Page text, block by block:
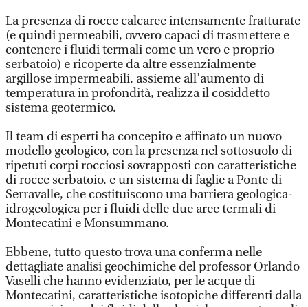
La presenza di rocce calcaree intensamente fratturate
(e quindi permeabili, ovvero capaci di trasmettere e
contenere i fluidi termali come un vero e proprio
serbatoio) e ricoperte da altre essenzialmente
argillose impermeabili, assieme all’aumento di
temperatura in profondità, realizza il cosiddetto
sistema geotermico.
Il team di esperti ha concepito e affinato un nuovo
modello geologico, con la presenza nel sottosuolo di
ripetuti corpi rocciosi sovrapposti con caratteristiche
di rocce serbatoio, e un sistema di faglie a Ponte di
Serravalle, che costituiscono una barriera geologica-
idrogeologica per i fluidi delle due aree termali di
Montecatini e Monsummano.
Ebbene, tutto questo trova una conferma nelle
dettagliate analisi geochimiche del professor Orlando
Vaselli che hanno evidenziato, per le acque di
Montecatini, caratteristiche isotopiche differenti dalla